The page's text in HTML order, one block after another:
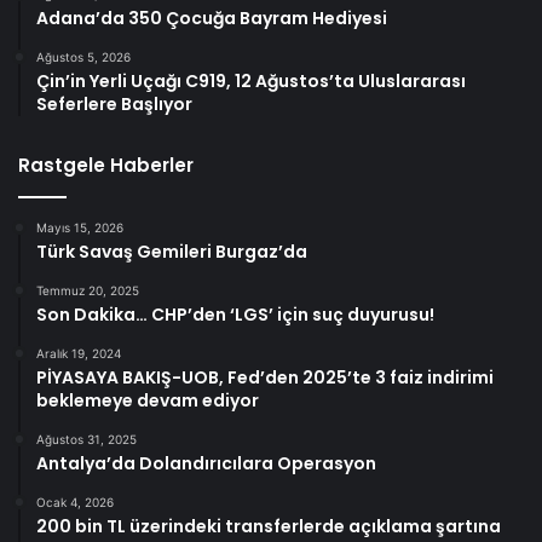
Adana’da 350 Çocuğa Bayram Hediyesi
Ağustos 5, 2026
Çin’in Yerli Uçağı C919, 12 Ağustos’ta Uluslararası
Seferlere Başlıyor
Rastgele Haberler
Mayıs 15, 2026
Türk Savaş Gemileri Burgaz’da
Temmuz 20, 2025
Son Dakika… CHP’den ‘LGS’ için suç duyurusu!
Aralık 19, 2024
PİYASAYA BAKIŞ-UOB, Fed’den 2025’te 3 faiz indirimi
beklemeye devam ediyor
Ağustos 31, 2025
Antalya’da Dolandırıcılara Operasyon
Ocak 4, 2026
200 bin TL üzerindeki transferlerde açıklama şartına